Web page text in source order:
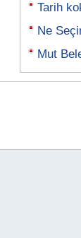
Tarih
Ne
Mut